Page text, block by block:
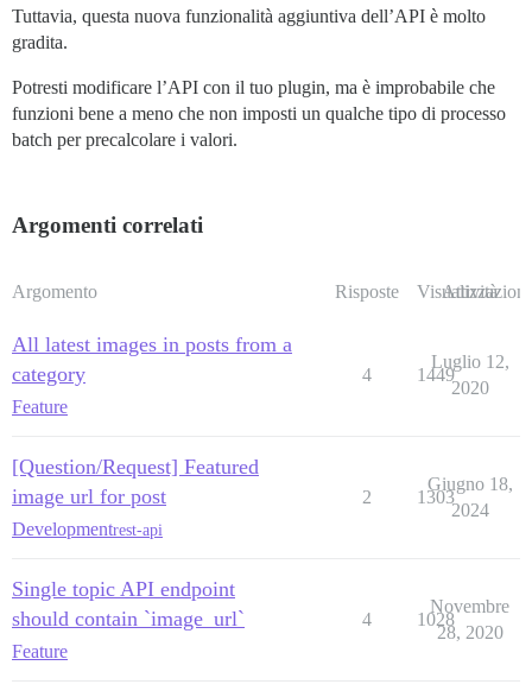
Tuttavia, questa nuova funzionalità aggiuntiva dell’API è molto
gradita.
Potresti modificare l’API con il tuo plugin, ma è improbabile che
funzioni bene a meno che non imposti un qualche tipo di processo
batch per precalcolare i valori.
Argomenti correlati
Argomento Risposte Visualizzazioni
Attività
All latest images in posts from a
category
Feature
4 1449
Luglio 12,
2020
[Question/Request] Featured
image url for post
Developmentrest-api
2 1303
Giugno 18,
2024
Single topic API endpoint
should contain `image_url`
Feature
4 1028
Novembre
28, 2020